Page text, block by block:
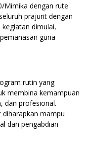
Mimika dengan rute
prajurit dengan
dimulai,
guna
rutin yang
membina kemampuan
dan profesional.
diharapkan mampu
dan pengabdian